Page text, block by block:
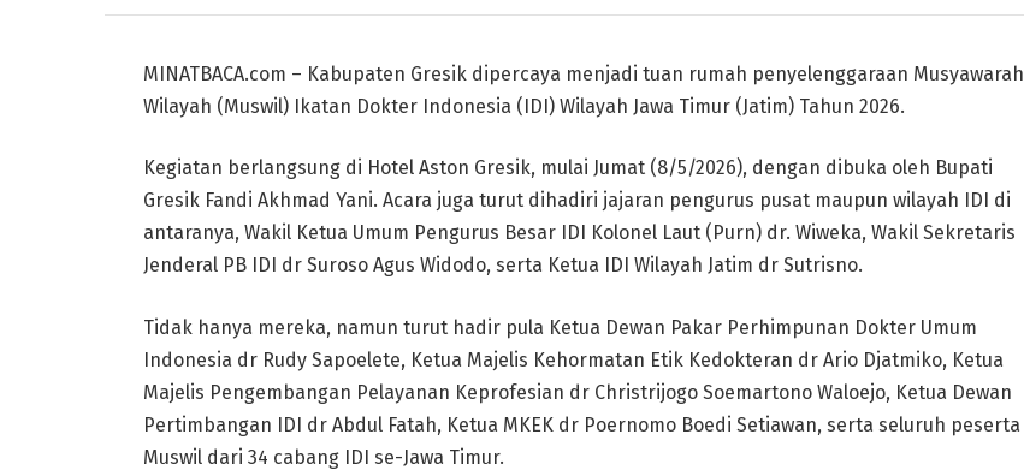
MINATBACA.com – Kabupaten Gresik dipercaya menjadi tuan rumah penyelenggaraan Musyawarah
Wilayah (Muswil) Ikatan Dokter Indonesia (IDI) Wilayah Jawa Timur (Jatim) Tahun 2026.
Kegiatan berlangsung di Hotel Aston Gresik, mulai Jumat (8/5/2026), dengan dibuka oleh Bupati
Gresik Fandi Akhmad Yani. Acara juga turut dihadiri jajaran pengurus pusat maupun wilayah IDI di
antaranya, Wakil Ketua Umum Pengurus Besar IDI Kolonel Laut (Purn) dr. Wiweka, Wakil Sekretaris
Jenderal PB IDI dr Suroso Agus Widodo, serta Ketua IDI Wilayah Jatim dr Sutrisno.
Tidak hanya mereka, namun turut hadir pula Ketua Dewan Pakar Perhimpunan Dokter Umum
Indonesia dr Rudy Sapoelete, Ketua Majelis Kehormatan Etik Kedokteran dr Ario Djatmiko, Ketua
Majelis Pengembangan Pelayanan Keprofesian dr Christrijogo Soemartono Waloejo, Ketua Dewan
Pertimbangan IDI dr Abdul Fatah, Ketua MKEK dr Poernomo Boedi Setiawan, serta seluruh peserta
Muswil dari 34 cabang IDI se-Jawa Timur.